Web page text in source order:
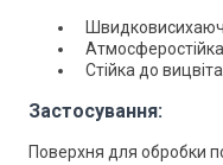
Атмосферостійка
Стійка до
Застосування:
Поверхня для обробки